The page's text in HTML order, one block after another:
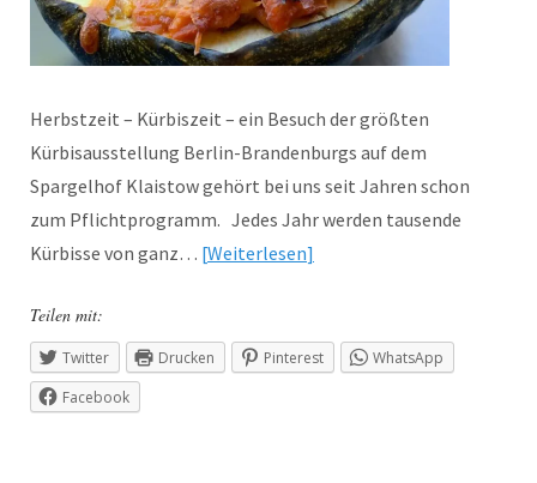
Herbstzeit – Kürbiszeit – ein Besuch der größten
Kürbisausstellung Berlin-Brandenburgs auf dem
Spargelhof Klaistow gehört bei uns seit Jahren schon
zum Pflichtprogramm. Jedes Jahr werden tausende
Kürbisse von ganz… Weiterlesen
Teilen mit:
Twitter Drucken Pinterest
WhatsApp
Facebook